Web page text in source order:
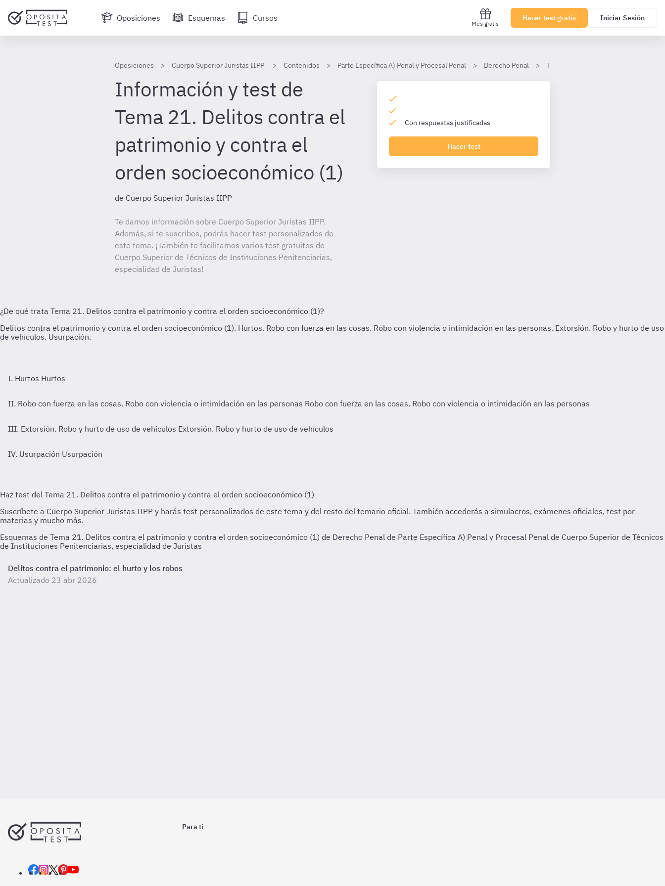
Oposiciones Esquemas Cursos
Mes gratis
Hacer test gratis Iniciar Sesión
Oposiciones Cuerpo Superior Juristas IIPP Contenidos Parte Específica A) Penal y Procesal Penal Derecho Penal Tema 21. Delitos contra el
Información y test de
Tema 21. Delitos contra el
patrimonio y contra el
orden socioeconómico (1)
de Cuerpo Superior Juristas IIPP
Te damos información sobre Cuerpo Superior Juristas IIPP.
Además, si te suscribes, podrás hacer test personalizados de
este tema. ¡También te facilitamos varios test gratuitos de
Cuerpo Superior de Técnicos de Instituciones Penitenciarias,
especialidad de Juristas!
Con respuestas justificadas
Hacer test
I. Hurtos Hurtos
II. Robo con fuerza en las cosas. Robo con violencia o intimidación en las personas Robo con fuerza en las cosas. Robo con violencia o intimidación en las personas
III. Extorsión. Robo y hurto de uso de vehículos Extorsión. Robo y hurto de uso de vehículos
IV. Usurpación Usurpación
Esquemas de Tema 21. Delitos contra el patrimonio y contra el orden socioeconómico (1) de Derecho Penal de Parte Específica A) Penal y Procesal Penal de Cuerpo Superior de Técnicos
de Instituciones Penitenciarias, especialidad de Juristas
Delitos contra el patrimonio: el hurto y los robos
Actualizado 23 abr 2026
Para ti